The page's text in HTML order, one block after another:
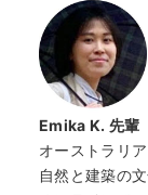
Emika K. 先輩
オーストラリ
自然と建築の